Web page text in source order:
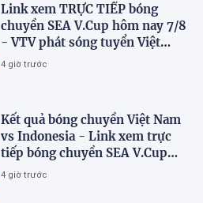
Link xem TRỰC TIẾP bóng
chuyền SEA V.Cup hôm nay 7/8
- VTV phát sóng tuyển Việt
Nam đấu Indonesia
4 giờ trước
Kết quả bóng chuyền Việt Nam
vs Indonesia - Link xem trực
tiếp bóng chuyền SEA V.Cup
2026 trên VTV
4 giờ trước